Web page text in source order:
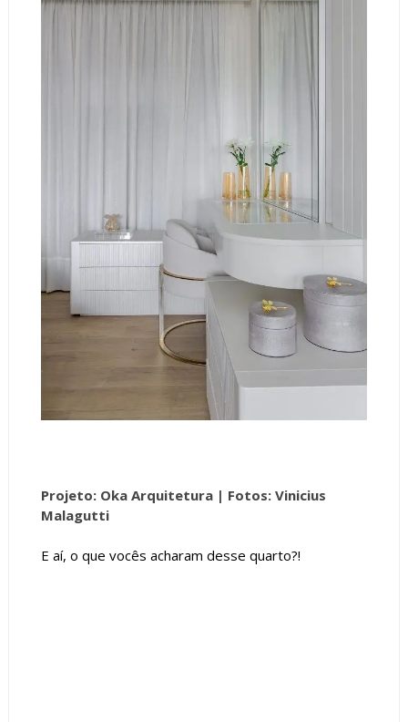
Projeto: Oka Arquitetura | Fotos: Vinicius
Malagutti
E aí, o que vocês acharam desse quarto?!